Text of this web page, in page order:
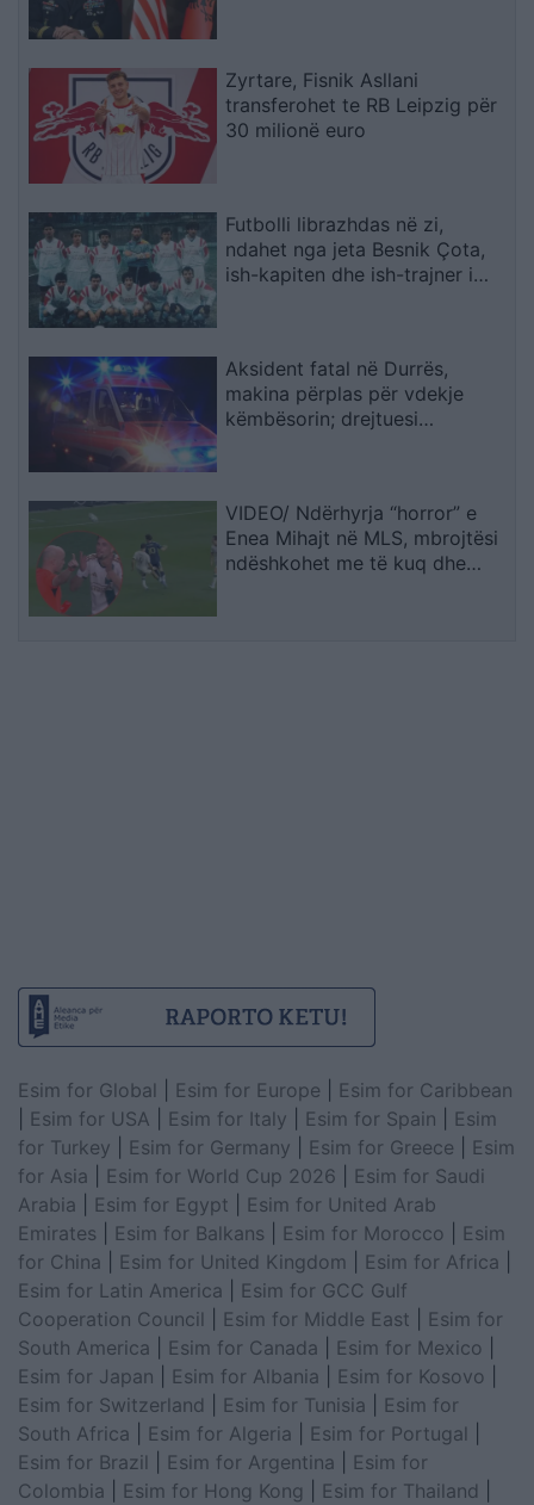
Zyrtare, Fisnik Asllani
transferohet te RB Leipzig për
30 milionë euro
Futbolli librazhdas në zi,
ndahet nga jeta Besnik Çota,
ish-kapiten dhe ish-trajner i
Aksident fatal në Durrës,
makina përplas për vdekje
këmbësorin; drejtuesi
VIDEO/ Ndërhyrja “horror” e
Enea Mihajt në MLS, mbrojtësi
ndëshkohet me të kuq dhe
Esim for Global Esim for Europe
Esim for Caribbean
Esim for USA Esim for Italy Esim for Spain
Esim
for Turkey
Esim for Germany Esim for Greece
Esim
for Asia
Esim for World Cup 2026
Esim for Saudi
Arabia
Esim for Egypt
Esim for United Arab
Emirates
Esim for Balkans Esim for Morocco
Esim
for China
Esim for United Kingdom Esim for Africa
Esim for Latin America
Esim for GCC Gulf
Cooperation Council
Esim for Middle East
Esim for
South America
Esim for Canada Esim for Mexico
Esim for Japan
Esim for Albania Esim for Kosovo
Esim for Switzerland
Esim for Tunisia
Esim for
South Africa
Esim for Algeria Esim for Portugal
Esim for Brazil
Esim for Argentina
Esim for
Colombia
Esim for Hong Kong Esim for Thailand